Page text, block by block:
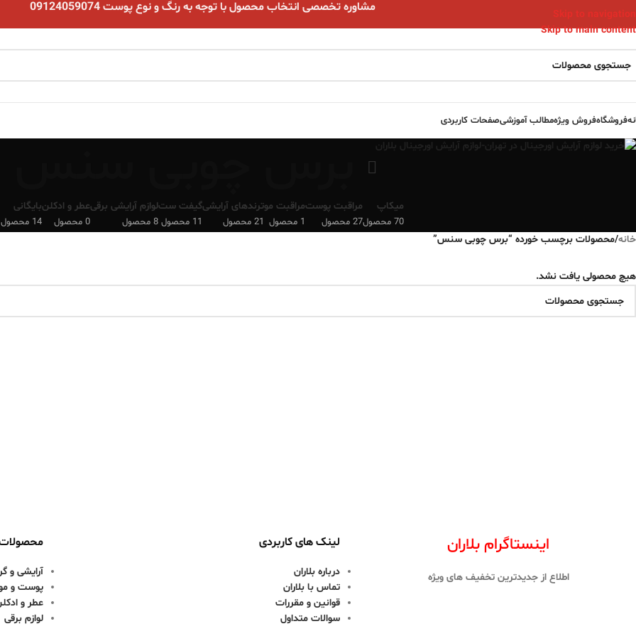
Skip to navigation
Skip to main content
مشاوره تخصصی انتخاب محصول با توجه به رنگ و نوع پوست 09124059074
فروشگاهفروش ویژهمطالب آموزشیصفحات کاربردی
میکاپ
70 محصول
مراقبت پوست
27 محصول
مراقبت مو
1 محصول
ترندهای آرایشی
21 محصول
گیفت ست
11 محصول
لوازم آرایشی برقی
8 محصول
عطر و ادکلن
0 محصول
بایگانی
14 محصول
خانه/محصولات برچسب خورده “برس چوبی سنس”
هیچ محصولی یافت نشد.
اینستاگرام بلاران
اطلاع از جدیدترین تخفیف های ویژه
لینک های کاربردی
درباره بلاران
تماس با بلاران
قوانین و مقررات
سوالات متداول
آرایشی و
پوست و
عطر و
لوازم برقی